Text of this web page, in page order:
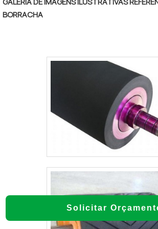
BORRACHA
Solicitar